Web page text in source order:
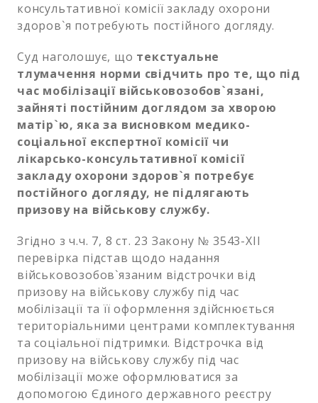
консультативної комісії закладу охорони
здоров`я потребують постійного догляду.
Суд наголошує, що текстуальне
тлумачення норми свідчить про те, що під
час мобілізації військовозобов`язані,
зайняті постійним доглядом за хворою
матір`ю, яка за висновком медико-
соціальної експертної комісії чи
лікарсько-консультативної комісії
закладу охорони здоров`я потребує
постійного догляду, не підлягають
призову на військову службу.
Згідно з ч.ч. 7, 8 ст. 23 Закону № 3543-XII
перевірка підстав щодо надання
військовозобов`язаним відстрочки від
призову на військову службу під час
мобілізації та її оформлення здійснюється
територіальними центрами комплектування
та соціальної підтримки. Відстрочка від
призову на військову службу під час
мобілізації може оформлюватися за
допомогою Єдиного державного реєстру